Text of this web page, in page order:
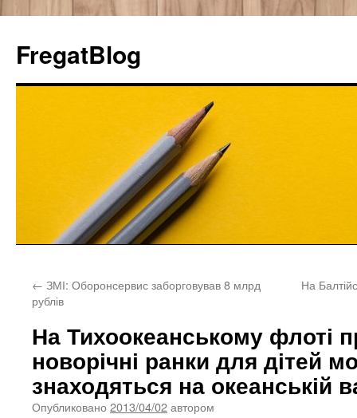
FregatBlog
← ЗМІ: Оборонсервис заборговував 8 млрд
рублів
На
На Тихоокеанському флоті
новорічні ранки для дітей
знаходяться на океанській
Опубликовано 2013/04/02автором